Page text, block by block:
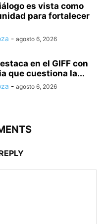
es vista como
para fortalecer
- agosto 6, 2026
en el GIFF con
que cuestiona la...
- agosto 6, 2026